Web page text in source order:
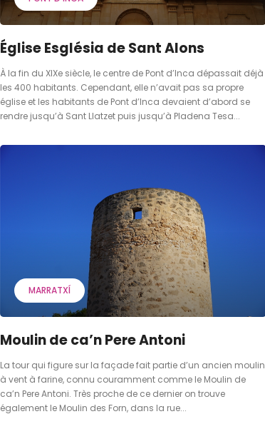
Église Església de Sant Alons
À la fin du XIXe siècle, le centre de Pont d’Inca dépassait déjà
les 400 habitants. Cependant, elle n’avait pas sa propre
église et les habitants de Pont d’Inca devaient d’abord se
rendre jusqu’à Sant Llatzet puis jusqu’à Pladena Tesa...
MARRATXÍ
Moulin de ca’n Pere Antoni
La tour qui figure sur la façade fait partie d’un ancien moulin
à vent à farine, connu couramment comme le Moulin de
ca’n Pere Antoni. Très proche de ce dernier on trouve
également le Moulin des Forn, dans la rue...